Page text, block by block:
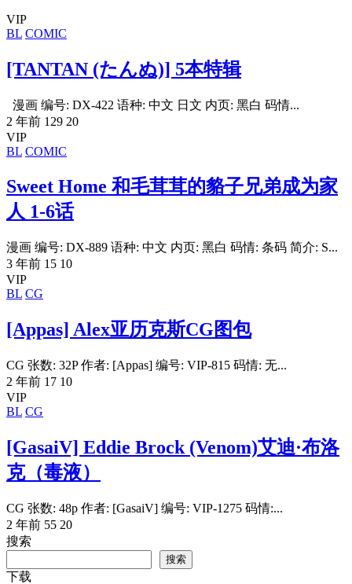
VIP
BL COMIC
[TANTAN (たんぬ)] 5本特辑
漫画 编号: DX-422 语种: 中文 日文 内页: 黑白 码情...
2 年前 129 20
VIP
BL COMIC
Sweet Home 和毛茸茸的貉子兄弟成为家
人 1-6话
漫画 编号: DX-889 语种: 中文 内页: 黑白 码情: 条码 简介: S...
3 年前 15 10
VIP
BL CG
[Appas] Alex亚历克斯CG图包
CG 张数: 32P 作者: [Appas] 编号: VIP-815 码情: 无...
2 年前 17 10
VIP
BL CG
[GasaiV] Eddie Brock (Venom)艾迪·布洛
克（毒液）
CG 张数: 48p 作者: [GasaiV] 编号: VIP-1275 码情:...
2 年前 55 20
搜索
搜索
下载